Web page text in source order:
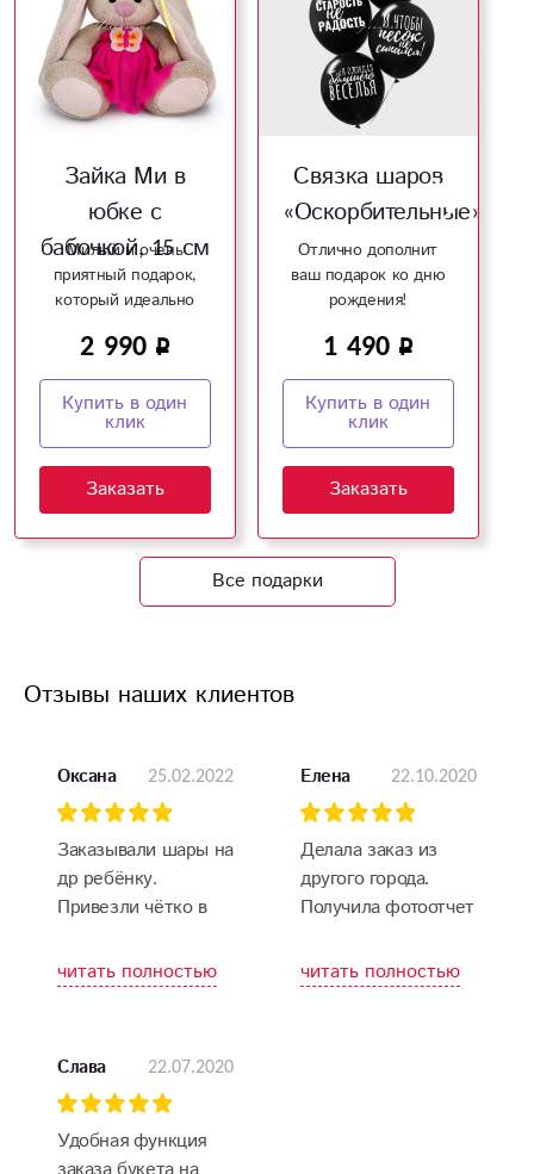
Зайка Ми в
юбке с
бабочкой, 15 см
Милый и очень
приятный подарок,
который идеально
2 990
Купить в один
клик
Заказать
Связка шаров
«Оскорбительные»
Отлично дополнит
ваш подарок ко дню
рождения!
1 490
Купить в один
клик
Заказать
Все подарки
Отзывы наших клиентов
Оксана 25.02.2022
Заказывали шары на
др ребёнку.
Привезли чётко в
время.
Спасибо большое,
читать полностью
Елена 22.10.2020
Делала заказ из
другого города.
Получила фотоотчет
очень красивые
цветы. Большое
читать полностью
Слава 22.07.2020
Удобная функция